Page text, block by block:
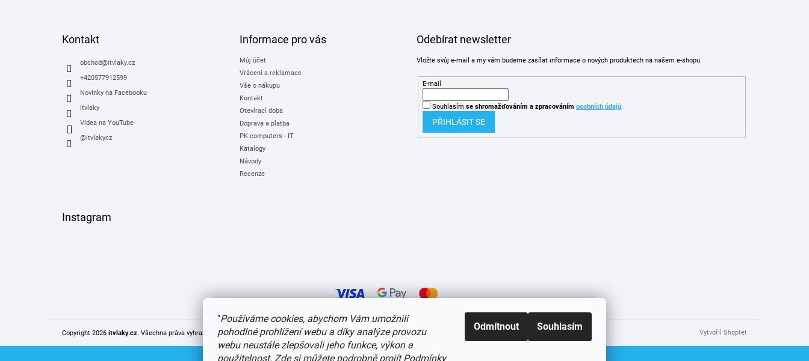
"Používáme cookies, abychom Vám umožnili
pohodlné prohlížení webu a díky analýze provozu
webu neustále zlepšovali jeho funkce, výkon a
použitelnost. Zde si můžete podrobně projít Podmínky
Odmítnout Souhlasím
Kontakt
obchod@itvlaky.cz
+420577912599
Novinky na Facebooku
itvlaky
Videa na YouTube
@itvlakycz
Informace pro vás
Můj účet
Vrácení a reklamace
Vše o nákupu
Kontakt
Otevírací doba
Doprava a platba
PK computers - IT
Katalogy
Návody
Recenze
Odebírat newsletter
Vložte svůj e-mail a my vám budeme zasílat informace o nových produktech na našem e-shopu.
E-mail
Souhlasím se shromažďováním a zpracováním osobních údajů.
PŘIHLÁSIT SE
Instagram
Vytvořil Shoptet
Copyright 2026 itvlaky.cz. Všechna práva vyhrazena.Upravit nastavení cookies